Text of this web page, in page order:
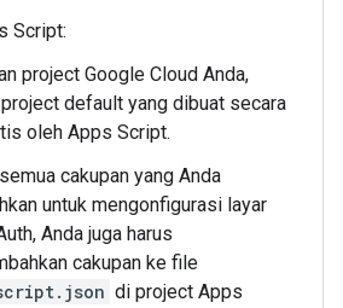
Script:
project Google Cloud Anda,
default yang dibuat secara
oleh Apps Script.
cakupan yang Anda
untuk mengonfigurasi layar
Anda juga harus
cakupan ke file
di project Apps